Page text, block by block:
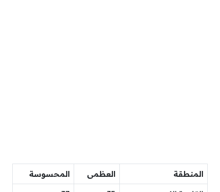
المنطقة العظمى المحسوسة